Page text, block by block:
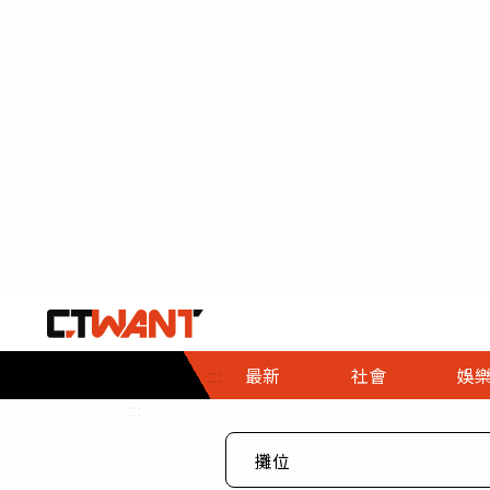
::: 最新 社會
社會首頁
時事
娛樂
娛樂首頁
即時
專題
財經首頁
熱線
３Ｃ
政